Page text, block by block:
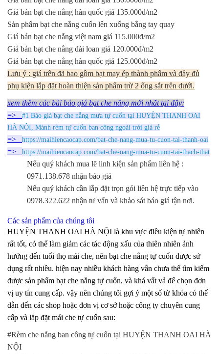
Giá bán bạt che nắng hàn quốc giá 135.000đ/m2
Sản phẩm bạt che nắng cuốn lên xuống bằng tay quay
Giá bán bạt che nắng việt nam giá 115.000đ/m2
Giá bán bạt che nắng đài loan giá 120.000đ/m2
Giá bán bạt che nắng hàn quốc giá 125.000đ/m2
Lưu ý : giá trên đã bao gồm bạt may ép thành phẩm và đầy đủ
phụ kiện lắp đặt hoàn thiện sản phẩm trừ 2 ống sắt trên dưới.
xem thêm các bài báo giá bạt che nắng mới nhất tại đây:
=> #1 Báo giá bạt che nắng mưa tự cuốn tại HUYỆN THANH OAI
HÀ NỘI, Mành rèm tự cuốn ban công ngoài trời giá rẻ
=> https://maihiencaocap.com/bat-che-nang-mua-tu-cuon-tai-thanh-oai
=> https://maihiencaocap.com/bat-che-nang-mua-tu-cuon-tai-thach-that
Nếu quý khách mua lẽ linh kiện sản phẩm liên hệ :
0971.138.678 nhận báo giá
Nếu quý khách cần lắp đặt trọn gói liên hệ trực tiếp vào
0978.322.622 nhận tư vấn và khảo sát báo giá tận nơi.
Các sản phẩm của chúng tôi
HUYỆN THANH OAI HÀ NỘI là khu vực điều kiện tự nhiên
rất tốt, có thể làm giảm các tác động xấu của thiên nhiên ảnh
hưởng đến tuổi thọ mái che, nên bạt che nắng tự cuốn được sử
dụng rất nhiều. hiện nay nhiều khách hàng vẫn chưa thể tìm kiếm
được sản phẩm bạt che nắng tự cuốn, và khá vất vả để chọn đơn
vị uy tín cung cấp. vậy nên chúng tôi gợi ý một số từ khóa có thể
dẫn đến các shop hoặc đơn vị cơ sở hoặc công ty chuyên cung
cấp và lắp đặt mái che tự cuốn sau:
#Rèm che nắng ban công tự cuốn tại HUYỆN THANH OAI HÀ
NỘI